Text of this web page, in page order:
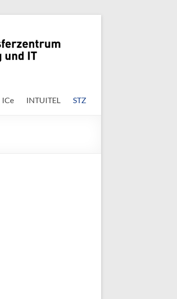
ICe INTUITEL STZ